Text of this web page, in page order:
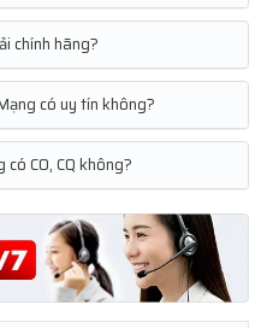
chính hãng?
có uy tín không?
CO, CQ không?